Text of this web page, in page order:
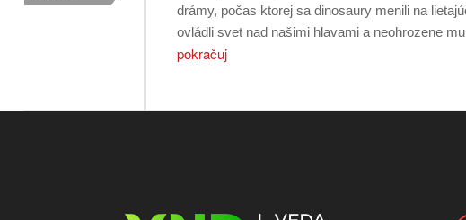
drámy, počas ktorej sa dinosaury menili na
ovládli svet nad našimi hlavami a neohrozene
pokračuj